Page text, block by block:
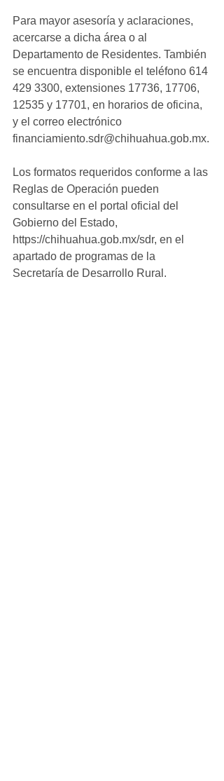
Para mayor asesoría y aclaraciones,
acercarse a dicha área o al
Departamento de Residentes. También
se encuentra disponible el teléfono 614
429 3300, extensiones 17736, 17706,
12535 y 17701, en horarios de oficina,
y el correo electrónico
financiamiento.sdr@chihuahua.gob.mx.
Los formatos requeridos conforme a las
Reglas de Operación pueden
consultarse en el portal oficial del
Gobierno del Estado,
https://chihuahua.gob.mx/sdr, en el
apartado de programas de la
Secretaría de Desarrollo Rural.